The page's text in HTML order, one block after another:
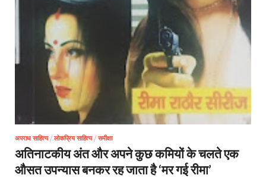
अपराध साहित्य/ लोकप्रिय साहित्य/ समीक्षा
अतिनाटकीय अंत और अपने कुछ कमियों के चलते एक
औसत उपन्यास बनकर रह जाता है ‘मर गई रीमा’